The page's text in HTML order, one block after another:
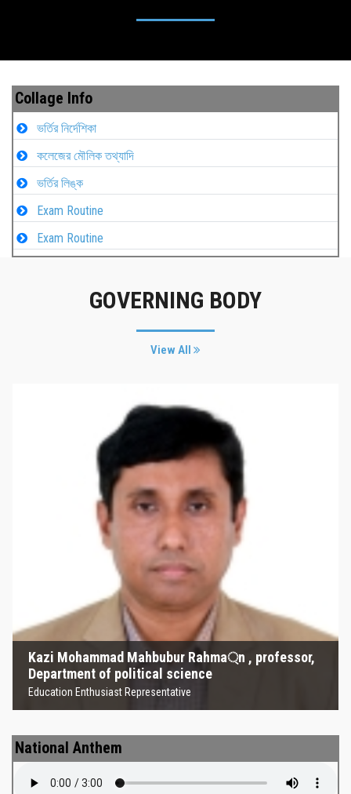
Collage Info
ভর্তির নির্দেশিকা
কলেজের মৌলিক তথ্যাদি
ভর্তির লিঙ্ক
Exam Routine
Exam Routine
GOVERNING BODY
View All
Kazi Mohammad Mahbubur Rahma্‌n , professor,
Department of political science
Education Enthusiast Representative
Kazi Mohammad Mahbubur
Rahma্‌n , professor, Department
of political science
Education Enthusiast Representative
National Anthem